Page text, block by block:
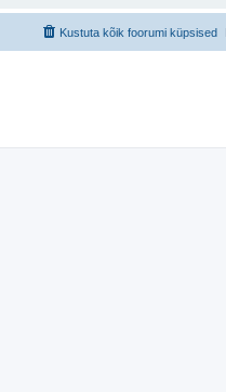
Kustuta kõik foorumi küpsised